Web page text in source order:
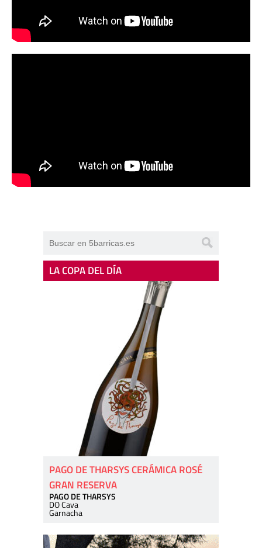
LA COPA DEL DÍA
PAGO DE THARSYS CERÁMICA ROSÉ
GRAN RESERVA
PAGO DE THARSYS
DO Cava
Garnacha